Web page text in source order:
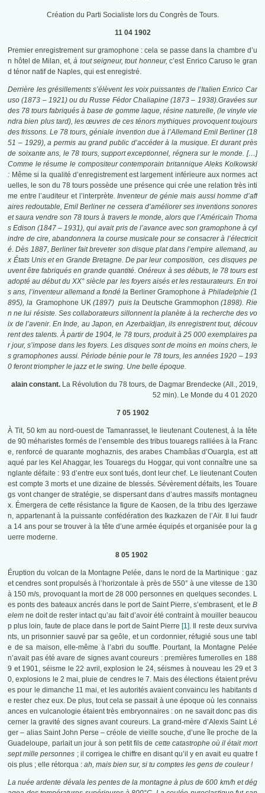
Création du Parti Socialiste lors du Congrès de Tours.
11 04 1902
Premier enregistrement sur gramophone : cela se passe dans la chambre d’u
n hôtel de Milan, et,à tout seigneur, tout honneur,c’est Enrico Caruso le gran
d ténor natif de Naples, qui est enregistré.
Derrière les grésillements s’élèvent les voix puissantes de l’Italien Enrico Car
uso (1873 – 1921) ou du Russe Fédor Chaliapine (1873 – 1938).Gravées sur
des 78 tours fabriqués à base de gomme laque, résine naturelle, (le vinyle vie
ndra bien plus tard), les œuvres de ces ténors mythiques provoquent toujours
des frissons. Le 78 tours, géniale invention due à l’Allemand Emil Berliner (18
51 – 1929), a permis au grand public d’accéder à la musique. Et durant près
de soixante ans, le 78 tours, support exceptionnel, régnera sur le monde. […]
Comme le résume le compositeur contemporain britannique Aleks Kolkowski
: Même si la qualité d’enregistrement est largement inférieure aux normes act
uelles, le son du 78 tours possède une présence qui crée une relation très inti
me entre l’auditeur et l’interprète.Inventeur de génie mais aussi homme d’aff
aires redoutable, Emil Berliner ne cessera d’améliorer ses inventions sonores
et saura vendre son 78 tours à travers le monde, alors que l’Américain Thoma
s Edison (1847 – 1931), qui avait pris de l’avance avec son gramophone à cyl
indre de cire, abandonnera la course musicale pour se consacrer à l’électricit
é. Dès 1887, Berliner fait breveter son disque plat dans l’empire allemand, au
x États Unis et en Grande Bretagne. De par leur composition, ces disques pe
uvent être fabriquésen grande quantité. Onéreux à ses débuts, le 78 tours est
adopté au début du XX° siècle par les foyers aisés et les restaurateurs. En troi
s ans, l’inventeur allemand a fondé la Berliner Gramophone à Philadelphie (1
895), laGramophone UK(1897) puis la Deutsche Grammophon (1898). Rie
n ne lui résiste. Ses collaborateurs sillonnent la planète à la recherche des vo
ix de l’avenir. En Inde, au Japon, en Azerbaïdjan, ils enregistrent tout, découv
rent des talents. À partir de 1904, le 78 tours, produit à 25 000 exemplaires pa
r jour, s’impose dans les foyers. Les disques sont de moins en moins chers, le
s gramophones aussi. Période bénie pour le 78 tours, les années 1920 – 193
0 feront triompher le jazz et le swing. Une belle époque.
alain constant. La Révolution du 78 tours, de Dagmar Brendecke (All., 2019,
52 min). Le Monde du 4 01 2020
7 05 1902
À Tit, 50 km au nord-ouest de Tamanrasset, le lieutenant Coutenest, à la tête
de 90 méharistes formés de l’ensemble des tribus touaregs ralliées à la Franc
e, renforcé de quarante moghaznis, des arabes Chambâas d’Ouargla, est att
aqué par les Kel Ahaggar, les Touaregs du Hoggar, qui vont connaître une sa
nglante défaite : 93 d’entre eux sont tués, dont leur chef. Le lieutenant Couten
est compte 3 morts et une dizaine de blessés. Sévèrement défaits, les Touare
gs vont changer de stratégie, se dispersant dans d’autres massifs montagneu
x. Émergera de cette résistance la figure de Kaosen, de la tribu des Igerzawe
n, appartenant à la puissante confédération des Ikazkazen de l’Aïr. Il lui faudr
a 14 ans pour se trouver à la tête d’une armée équipés et organisée pour la g
uerre moderne.
8 05 1902
Éruption du volcan de la Montagne Pelée, dans le nord de la Martinique : gaz
et cendres sont propulsés à l’horizontale à près de 550° à une vitesse de 130
à 150 m/s, provoquant la mort de 28 000 personnes en quelques secondes. L
es ponts des bateaux ancrés dans le port de Saint Pierre, s’embrasent, et le B
elemne doit de rester intact qu’au fait d’avoir été contraint à mouiller beaucou
p plus loin, faute de place dans le port de Saint Pierre [1]. Il reste deux surviva
nts, un prisonnier sauvé par sa geôle, et un cordonnier, réfugié sous une tabl
e de sa maison, elle-même à l’abri du souffle. Pourtant, la Montagne Pelée
n’avait pas été avare de signes avant coureurs : premières fumerolles en 188
9 et 1901, séisme le 22 avril, explosion le 24, séismes à nouveau les 29 et 3
0, explosions le 2 mai, pluie de cendres le 7. Mais des élections étaient prévu
es pour le dimanche 11 mai, et les autorités avaient convaincu les habitants d
e rester chez eux. De plus, tout cela se passait à une époque où les connaiss
ances en vulcanologie étaient très embryonnaires : on ne savait donc pas dis
cerner la gravité des signes avant coureurs. La grand-mère d’Alexis Saint Lé
ger – alias Saint John Perse – créole de vieille souche, d’une île proche de la
Guadeloupe, parlait un jour à son petit fils de cette catastrophe où il était mort
sept mille personnes ; il corrigea le chiffre en disant qu’il y en avait eu quatre f
ois plus ; elle rétorqua :ah, mais bien sur, si tu comptes les gens de couleur !
La nuée ardente dévala les pentes de la montagne à plus de 600 km/h et dég